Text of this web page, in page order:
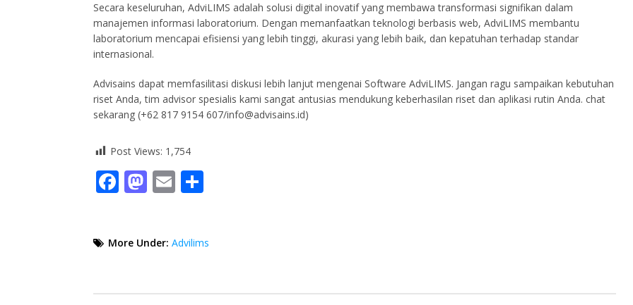
Secara keseluruhan, AdviLIMS adalah solusi digital inovatif yang membawa transformasi signifikan dalam
manajemen informasi laboratorium. Dengan memanfaatkan teknologi berbasis web, AdviLIMS membantu
laboratorium mencapai efisiensi yang lebih tinggi, akurasi yang lebih baik, dan kepatuhan terhadap standar
internasional.
Advisains dapat memfasilitasi diskusi lebih lanjut mengenai Software AdviLIMS. Jangan ragu sampaikan kebutuhan
riset Anda, tim advisor spesialis kami sangat antusias mendukung keberhasilan riset dan aplikasi rutin Anda. chat
sekarang (+62 817 9154 607/info@advisains.id)
Post Views: 1,754
Facebook
Mastodon
Email
More Under: Advilims